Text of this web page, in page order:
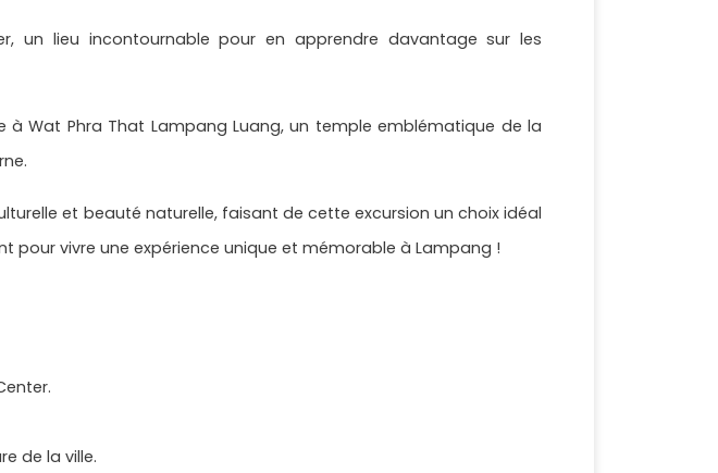
un lieu incontournable pour en apprendre davantage sur les
Wat Phra That Lampang Luang, un temple emblématique de la
et beauté naturelle, faisant de cette excursion un choix idéal
pour vivre une expérience unique et mémorable à Lampang !
de la ville.